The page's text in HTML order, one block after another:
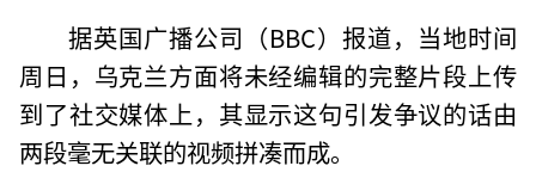
据英国广播公司（BBC）报道，当地时间
周日，乌克兰方面将未经编辑的完整片段上传
到了社交媒体上，其显示这句引发争议的话由
两段毫无关联的视频拼凑而成。